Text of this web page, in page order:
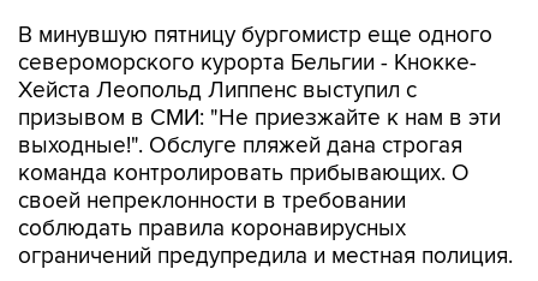
В минувшую пятницу бургомистр еще одного
североморского курорта Бельгии - Кнокке-
Хейста Леопольд Липпенс выступил с
призывом в СМИ: "Не приезжайте к нам в эти
выходные!". Обслуге пляжей дана строгая
команда контролировать прибывающих. О
своей непреклонности в требовании
соблюдать правила коронавирусных
ограничений предупредила и местная полиция.